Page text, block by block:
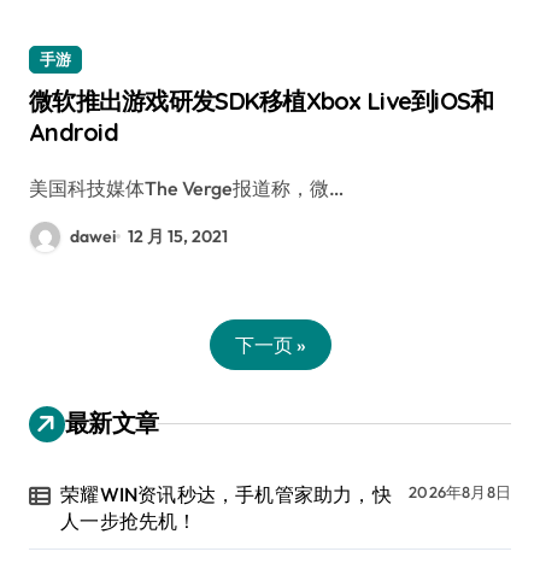
手游
微软推出游戏研发SDK移植Xbox Live到iOS和
Android
美国科技媒体The Verge报道称，微…
dawei 12 月 15, 2021
下一页 »
最新文章
荣耀WIN资讯秒达，手机管家助力，快
人一步抢先机！
2026年8月8日